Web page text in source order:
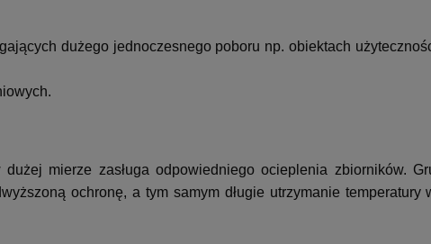
dużego jednoczesnego poboru np. obiektach
mierze zasługa odpowiedniego ocieplenia zbiorników.
ochronę, a tym samym długie utrzymanie temperatury